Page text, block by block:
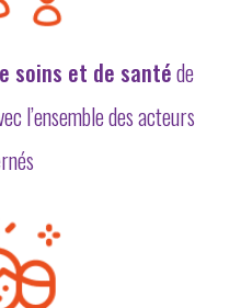
soins et de santéde
l’ensemble des acteurs